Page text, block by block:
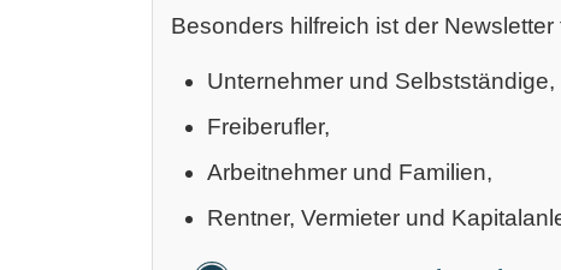
Besonders hilfreich ist der Newsletter
Unternehmer und Selbstständige,
Freiberufler,
Arbeitnehmer und Familien,
Rentner, Vermieter und